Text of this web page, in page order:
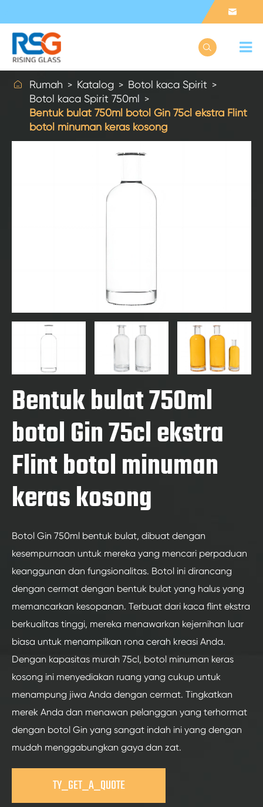


 Rumah Katalog
Botol kaca Spirit
Botol kaca Spirit 750ml
Bentuk bulat 750ml botol Gin 75cl ekstra Flint
botol minuman keras kosong
Bentuk bulat 750ml
botol Gin 75cl ekstra
Flint botol minuman
keras kosong
Botol Gin 750ml bentuk bulat, dibuat dengan
kesempurnaan untuk mereka yang mencari perpaduan
keanggunan dan fungsionalitas. Botol ini dirancang
dengan cermat dengan bentuk bulat yang halus yang
memancarkan kesopanan. Terbuat dari kaca flint ekstra
berkualitas tinggi, mereka menawarkan kejernihan luar
biasa untuk menampilkan rona cerah kreasi Anda.
Dengan kapasitas murah 75cl, botol minuman keras
kosong ini menyediakan ruang yang cukup untuk
menampung jiwa Anda dengan cermat. Tingkatkan
merek Anda dan menawan pelanggan yang terhormat
dengan botol Gin yang sangat indah ini yang dengan
mudah menggabungkan gaya dan zat.
TY_GET_A_QUOTE